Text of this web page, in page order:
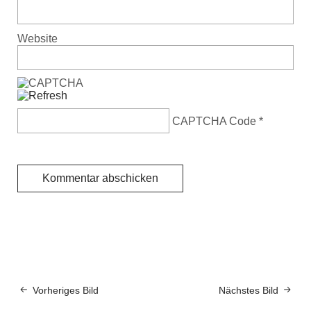
Website
CAPTCHA Code *
Nächstes Bild
Vorheriges Bild